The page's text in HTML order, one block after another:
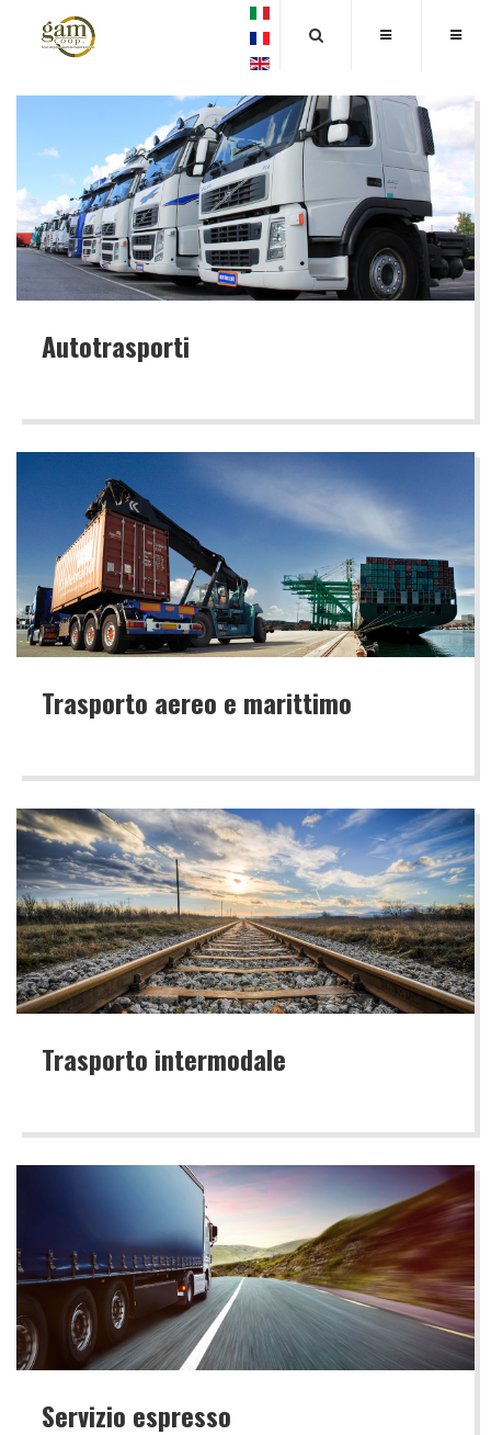
Autotrasporti
Trasporto aereo e marittimo
Trasporto intermodale
Servizio espresso